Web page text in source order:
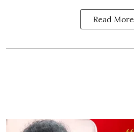
Read More